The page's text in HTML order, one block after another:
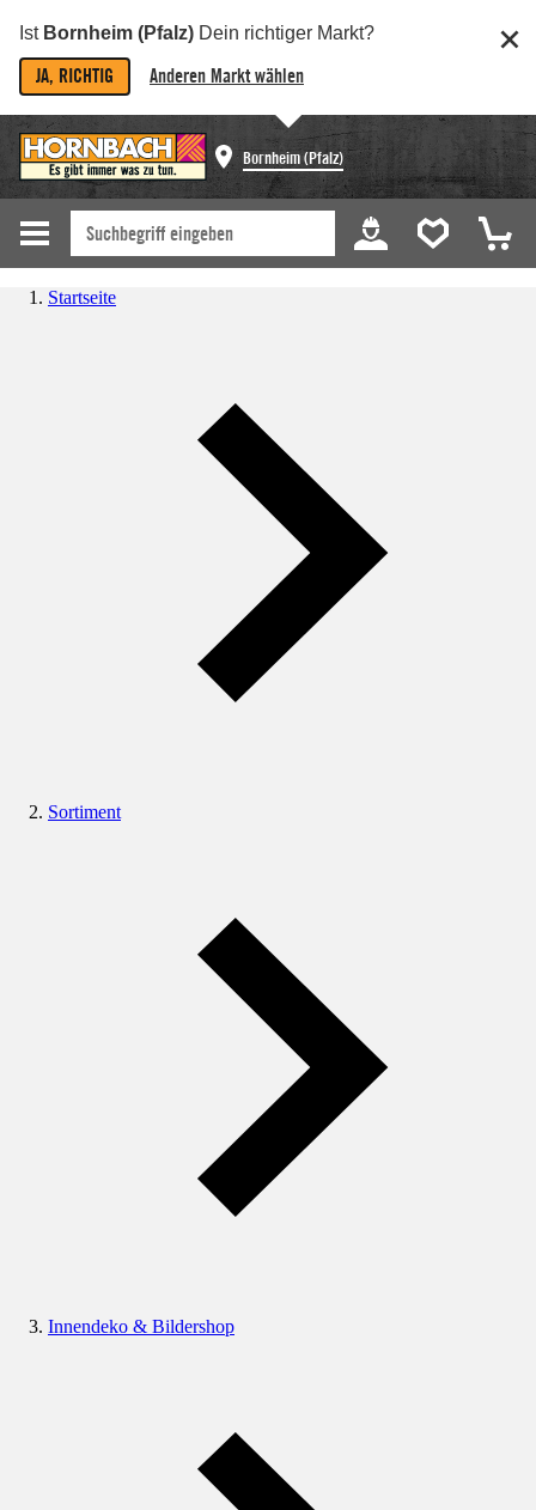
Ist Bornheim (Pfalz) Dein richtiger Markt?
JA, RICHTIG Anderen Markt wählen
Bornheim (Pfalz)
Startseite
Sortiment
Innendeko & Bildershop